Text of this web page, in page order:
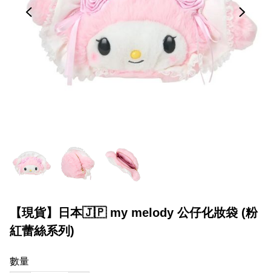
【現貨】日本🇯🇵 my melody 公仔化妝袋 (粉
紅蕾絲系列)
數量